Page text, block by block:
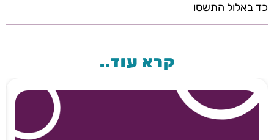
כד באלול התשסו
קרא עוד..